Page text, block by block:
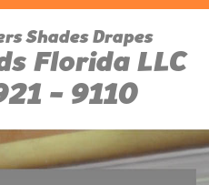
Shades Drapes
Florida LLC
- 9110